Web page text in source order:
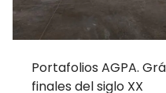
Portafolios AGPA.
finales del siglo XX